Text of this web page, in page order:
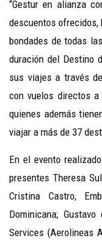
“Gestur en alianza
descuentos ofrecidos,
bondades de todas
duración del Destino
sus viajes a través
con vuelos directos a
quienes además
viajar a más de 37
En el evento
presentes Theresa
Cristina Castro,
Dominicana;
Services (Aerolineas